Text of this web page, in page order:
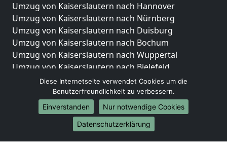
Umzug von Kaiserslautern nach Hannover
Umzug von Kaiserslautern nach Nürnberg
Umzug von Kaiserslautern nach Duisburg
Umzug von Kaiserslautern nach Bochum
Umzug von Kaiserslautern nach Wuppertal
Umzug von Kaiserslautern nach Bielefeld
Umzug von Kaiserslautern nach Bonn
Umzug von Kaiserslautern nach Münster
Internationale-Umzüge
Umzug von Kaiserslautern nach Brasilien
Umzug von Kaiserslautern nach Brunei Darussalam
Diese Internetseite verwendet Cookies um die
Benutzerfreundlichkeit zu verbessern.
Einverstanden
Nur notwendige Cookies
Datenschutzerklärung